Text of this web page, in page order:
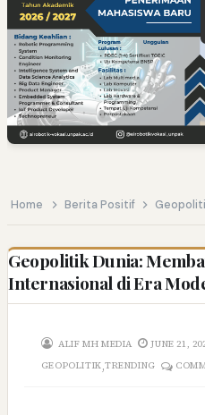
Home Berita Positif
Geopolitik Dunia:
Internasional di Era
ALIF MH MEDIA JUNE 21,
GEOPOLITIK,TRENDING